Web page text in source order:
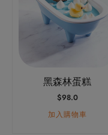
黑森林蛋糕
$98.0
加入購物車